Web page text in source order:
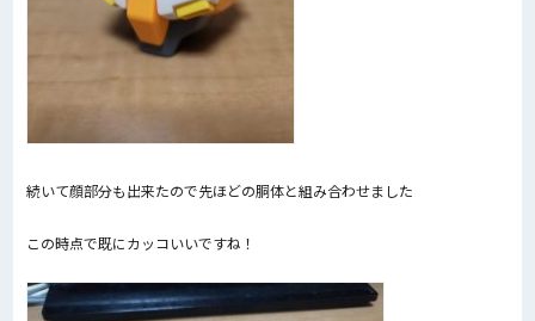
続いて顔部分も出来たので先ほどの胴体と組み合わせました
この時点で既にカッコいいですね！